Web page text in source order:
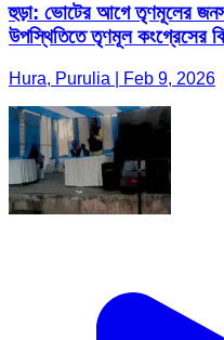
হুড়া: ভোটের আগে তৃণমূলের
উপস্থিতিতে তৃণমূল কংগ্রেসের
Hura, Purulia | Feb 9, 2026